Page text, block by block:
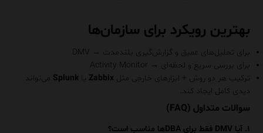
بهترین رویکرد برای سازمان‌ها
برای تحلیل‌های عمیق و گزارش‌گیری بلندمدت → DMV
برای بررسی سریع و لحظه‌ای → Activity Monitor
ترکیب هر دو روش + ابزارهای خارجی مثلZabbix یاSplunk می‌تواند
دیدی کامل ایجاد کند.
سوالات متداول (FAQ)
۱. آیا DMV فقط برای DBAها مناسب است؟